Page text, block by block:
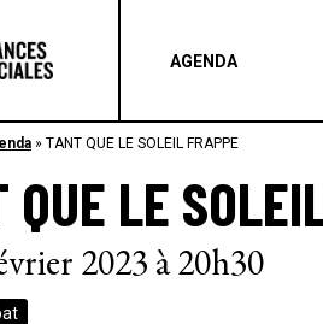
AGENDA
» TANT QUE LE SOLEIL FRAPPE
QUE LE
2023 à 20h30